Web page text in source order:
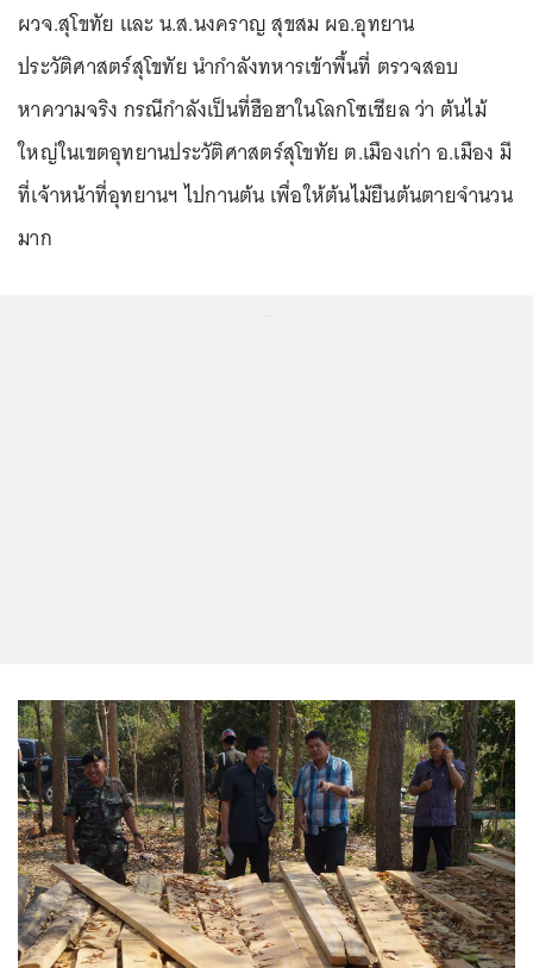
ผวจ.สุโขทัย และ น.ส.นงคราญ สุขสม ผอ.อุทยาน
ประวัติศาสตร์สุโขทัย นำกำลังทหารเข้าพื้นที่ ตรวจสอบ
หาความจริง กรณีกำลังเป็นที่ฮือฮาในโลกโซเชียล ว่า ต้นไม้
ใหญ่ในเขตอุทยานประวัติศาสตร์สุโขทัย ต.เมืองเก่า อ.เมือง มี
ที่เจ้าหน้าที่อุทยานฯ ไปกานต้น เพื่อให้ต้นไม้ยืนต้นตายจำนวน
มาก